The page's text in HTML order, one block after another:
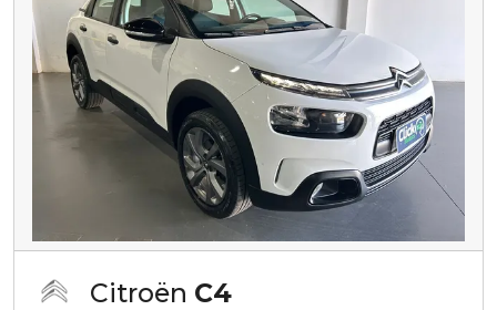
Citroën C4